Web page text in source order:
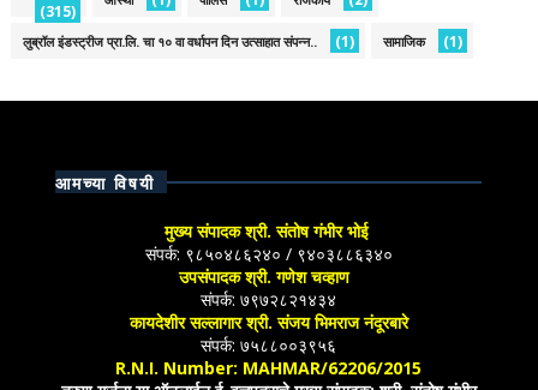
(315)
लुब्रॉल इंडस्ट्रीज प्रा.लि. चा १० वा वर्धापन दिन उत्साहात संपन्न.. (1) सामाजिक (1)
आमच्या विषयी
मुख्य संपादक श्री. संतोष गंभीर भोई
संपर्क: ९८५०४८६२४० / ९४०३८८६३४०
उपसंपादक श्री. गणेश चव्हाण
संपर्क: ७९७२८२१४३४
कायदेशीर सल्लागार श्री. संजय भिमराज नंदूरबारे
संपर्क: ७५८८००३९५६
R.N.I. Number: MAHMAR/62206/2015